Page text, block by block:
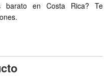
barato en Costa Rica? Te